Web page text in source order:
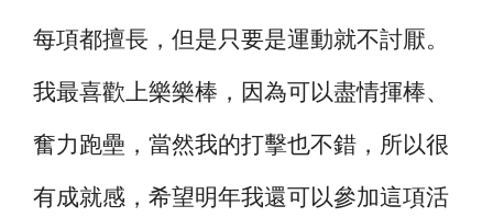
每項都擅長，但是只要是運動就不討厭。
我最喜歡上樂樂棒，因為可以盡情揮棒、
奮力跑壘，當然我的打擊也不錯，所以很
有成就感，希望明年我還可以參加這項活